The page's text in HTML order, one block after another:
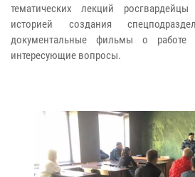
тематических лекций
историей создания
документальные фильмы о
интересующие вопросы.